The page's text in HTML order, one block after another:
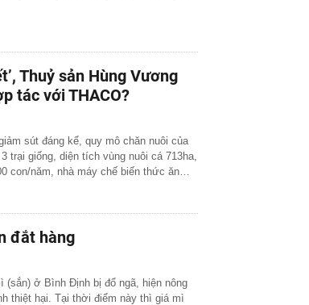
Thuỷ sản Hùng Vương
tác với THACO?
sút đáng kể, quy mô chăn nuôi của
trại giống, diện tích vùng nuôi cá 713ha,
con/năm, nhà máy chế biến thức ăn…
đắt hàng
(sắn) ở Bình Định bị đổ ngã, hiện nông
thiệt hại. Tại thời điểm này thì giá mì